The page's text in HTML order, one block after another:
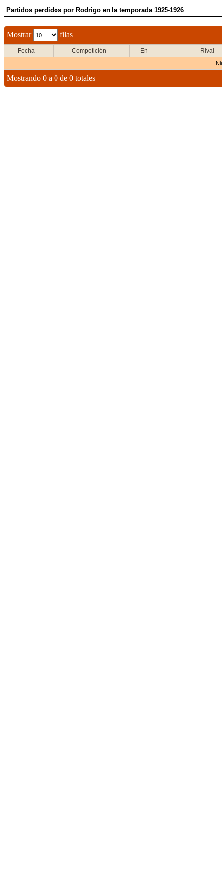
Partidos perdidos por Rodrigo en la temporada 1925-1926
Mostrar filas
Fecha Competición En Rival
Mostrando 0 a 0 de 0 totales